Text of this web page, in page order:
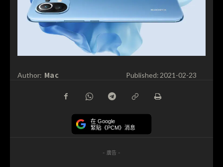
Author: Mac Published: 2021-02-23
在 Google
緊貼《PCM》消息
- 廣告 -